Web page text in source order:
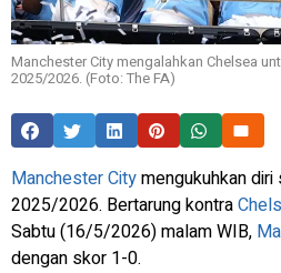
Manchester City mengalahkan Chelsea
2025/2026. (Foto: The FA)
Manchester Citymengukuhkan diri
2025/2026. Bertarung kontra
Sabtu (16/5/2026) malam WIB,
dengan skor 1-0.